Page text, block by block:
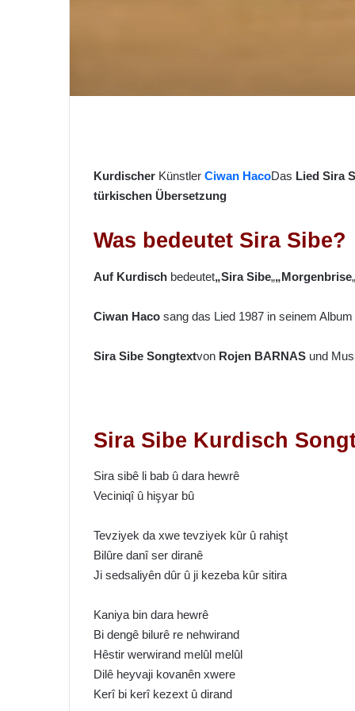
Kurdischer Künstler Ciwan HacoDas Lied Sira
türkischen Übersetzung
Was bedeutet Sira Sibe?
Auf Kurdisch bedeutet„Sira Sibe„„Morgenbrise
Ciwan Haco sang das Lied 1987 in seinem Album
Sira Sibe Songtextvon Rojen BARNAS und
Sira Sibe Kurdisch
Sira sibê li bab û dara hewrê
Veciniqî û hişyar bû
Tevziyek da xwe tevziyek kûr û rahişt
Bilûre danî ser diranê
Ji sedsaliyên dûr û ji kezeba kûr sitira
Kaniya bin dara hewrê
Bi dengê bilurê re nehwirand
Hêstir werwirand melûl melûl
Dilê heyvaji kovanên xwere
Kerî bi kerî kezext û dirand